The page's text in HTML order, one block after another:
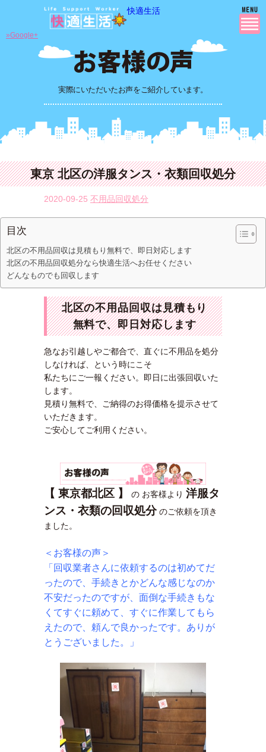
快適生活
実際にいただいたお声をご紹介しています。
»Google+
東京 北区の洋服タンス・衣類回収処分
2020-09-25 不用品回収処分
目次
北区の不用品回収は見積もり無料で、即日対応します
北区の不用品回収処分なら快適生活へお任せください
どんなものでも回収します
北区の不用品回収は見積もり
無料で、即日対応します
急なお引越しやご都合で、直ぐに不用品を処分
しなければ、という時にこそ
私たちにご一報ください。即日に出張回収いた
します。
見積り無料で、ご納得のお得価格を提示させて
いただきます。
ご安心してご利用ください。
【 東京都北区 】 の お客様より 洋服タ
ンス・衣類の回収処分のご依頼を頂き
ました。
＜お客様の声＞
「回収業者さんに依頼するのは初めてだ
ったので、手続きとかどんな感じなのか
不安だったのですが、面倒な手続きもな
くてすぐに頼めて、すぐに作業してもら
えたので、頼んで良かったです。ありが
とうございました。」